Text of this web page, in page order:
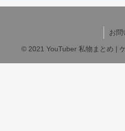
お問
© 2021 YouTuber 私物まとめ |